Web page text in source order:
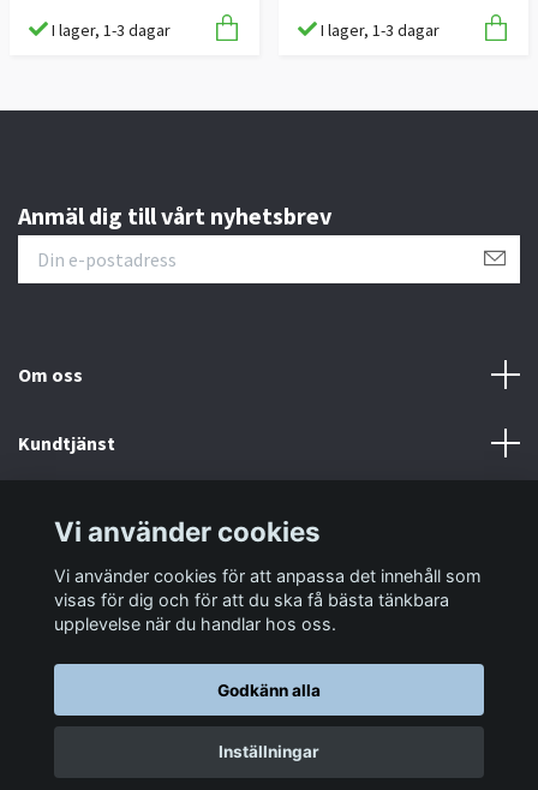
I lager, 1-3 dagar I lager, 1-3 dagar
Anmäl dig till vårt nyhetsbrev
Om oss
Kundtjänst
Sociala medier
© 2026 LastaTungt.se
Vi använder cookies
Vi använder cookies för att anpassa det innehåll som
visas för dig och för att du ska få bästa tänkbara
upplevelse när du handlar hos oss.
Godkänn alla
Inställningar